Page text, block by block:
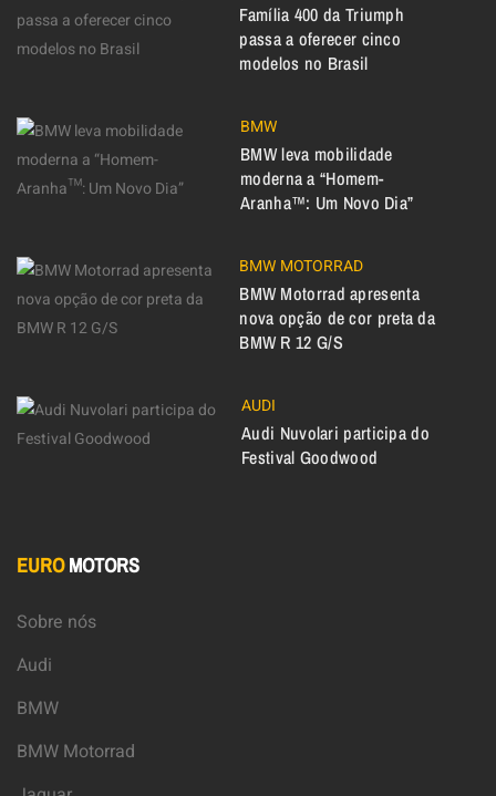
Família 400 da Triumph
passa a oferecer cinco
modelos no Brasil
BMW
BMW leva mobilidade
moderna a “Homem-
Aranha™: Um Novo Dia”
BMW MOTORRAD
BMW Motorrad apresenta
nova opção de cor preta da
BMW R 12 G/S
AUDI
Audi Nuvolari participa do
Festival Goodwood
EUROMOTORS
Sobre nós
Audi
BMW
BMW Motorrad